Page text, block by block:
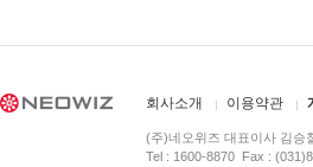
회사소개 이용약관
(주)네오위즈 대표이사 김승
Tel : 1600-8870 Fax :